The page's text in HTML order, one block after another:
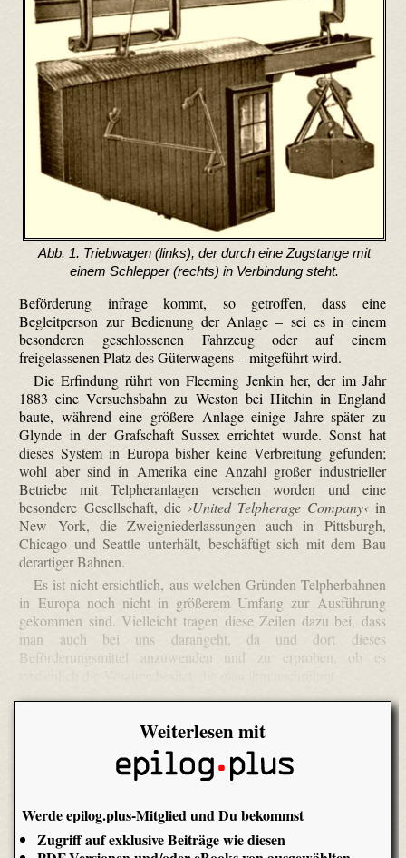
Abb. 1. Triebwagen (links), der durch eine Zugstange mit
einem Schlepper (rechts) in Verbindung steht.
Beförderung infrage kommt, so getroffen, dass eine
Begleitperson zur Bedienung der Anlage – sei es in einem
besonderen geschlossenen Fahrzeug oder auf einem
freigelassenen Platz des Güterwagens – mitgeführt wird.
Die Erfindung rührt von Fleeming Jenkin her, der im Jahr
1883 eine Versuchsbahn zu Weston bei Hitchin in England
baute, während eine größere Anlage einige Jahre später zu
Glynde in der Grafschaft Sussex errichtet wurde. Sonst hat
dieses System in Europa bisher keine Verbreitung gefunden;
wohl aber sind in Amerika eine Anzahl großer industrieller
Betriebe mit Telpher­anlagen versehen worden und eine
besondere Gesellschaft, die ›United Telpherage Company‹in
New York, die Zweigniederlassungen auch in Pittsburgh,
Chicago und Seattle unterhält, beschäftigt sich mit dem Bau
derartiger Bahnen.
Es ist nicht ersichtlich, aus welchen Gründen Telpher­bahnen
in Europa noch nicht in größerem Umfang zur Ausführung
gekommen sind. Vielleicht tragen diese Zeilen dazu bei, dass
man auch bei uns darangeht, da und dort dieses
Beförderungsmittel anzuwenden und zu erproben, ob es
Weiterlesen mit
Werde epilog.plus-Mitglied und Du bekommst
Zugriff auf exklusive Beiträge wie diesen